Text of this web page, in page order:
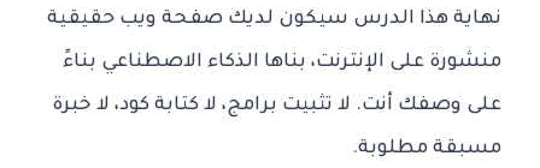
نهاية هذا الدرس سيكون لديك صفحة ويب حقيقية
منشورة على الإنترنت، بناها الذكاء الاصطناعي بناءً
على وصفك أنت. لا تثبيت برامج، لا كتابة كود، لا خبرة
مسبقة مطلوبة.